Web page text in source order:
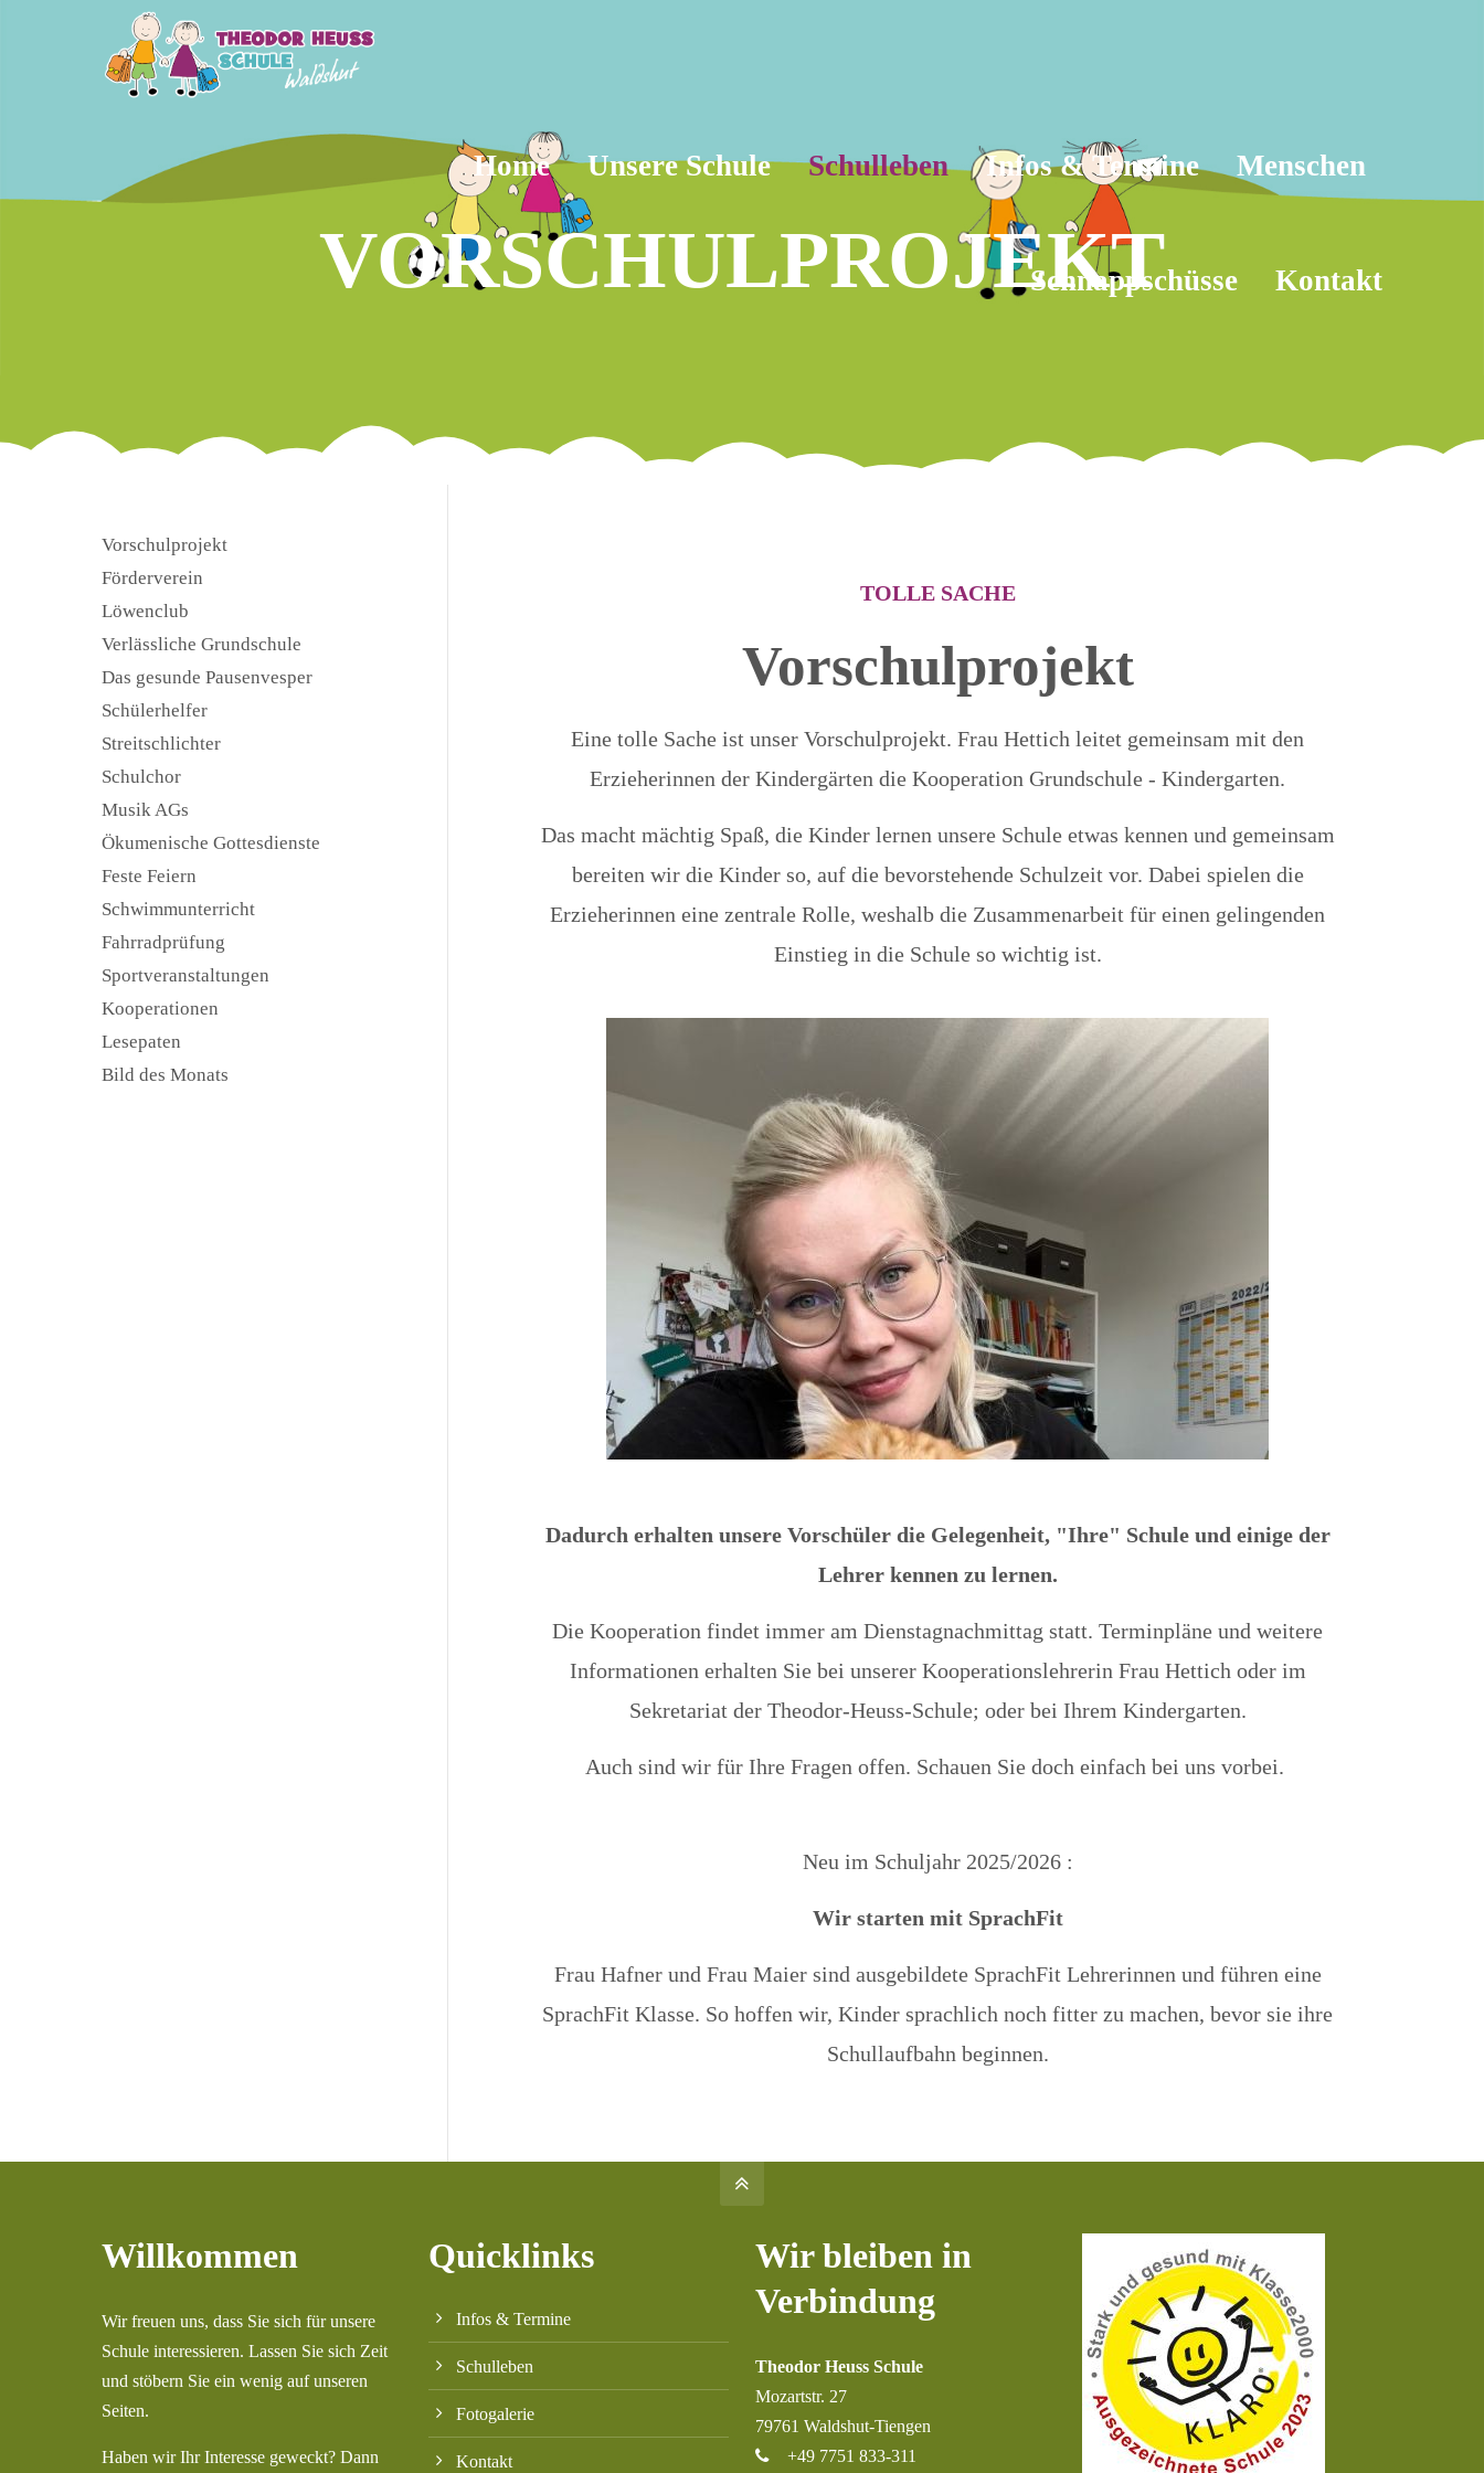
Home Unsere Schule Schulleben Infos & Termine Menschen
Schnappschüsse Kontakt
VORSCHULPROJEKT
TOLLE SACHE
Vorschulprojekt
Eine tolle Sache ist unser Vorschulprojekt. Frau Hettich leitet gemeinsam mit den
Erzieherinnen der Kindergärten die Kooperation Grundschule - Kindergarten.
Das macht mächtig Spaß, die Kinder lernen unsere Schule etwas kennen und gemeinsam
bereiten wir die Kinder so, auf die bevorstehende Schulzeit vor. Dabei spielen die
Erzieherinnen eine zentrale Rolle, weshalb die Zusammenarbeit für einen gelingenden
Einstieg in die Schule so wichtig ist.
Dadurch erhalten unsere Vorschüler die Gelegenheit, "Ihre" Schule und einige der
Lehrer kennen zu lernen.
Die Kooperation findet immer am Dienstagnachmittag statt. Terminpläne und weitere
Informationen erhalten Sie bei unserer Kooperationslehrerin Frau Hettich oder im
Sekretariat der Theodor-Heuss-Schule; oder bei Ihrem Kindergarten.
Auch sind wir für Ihre Fragen offen. Schauen Sie doch einfach bei uns vorbei.
Neu im Schuljahr 2025/2026 :
Wir starten mit SprachFit
Frau Hafner und Frau Maier sind ausgebildete SprachFit Lehrerinnen und führen eine
SprachFit Klasse. So hoffen wir, Kinder sprachlich noch fitter zu machen, bevor sie ihre
Schullaufbahn beginnen.
Vorschulprojekt
Förderverein
Löwenclub
Verlässliche Grundschule
Das gesunde Pausenvesper
Schülerhelfer
Streitschlichter
Schulchor
Musik AGs
Ökumenische Gottesdienste
Feste Feiern
Schwimmunterricht
Fahrradprüfung
Sportveranstaltungen
Kooperationen
Lesepaten
Bild des Monats
Willkommen
Wir freuen uns, dass Sie sich für unsere
Schule interessieren. Lassen Sie sich Zeit
und stöbern Sie ein wenig auf unseren
Seiten.
Haben wir Ihr Interesse geweckt? Dann
Quicklinks
Infos & Termine
Schulleben
Fotogalerie
Kontakt
Wir bleiben in
Verbindung
Theodor Heuss Schule
Mozartstr. 27
79761 Waldshut-Tiengen
+49 7751 833-311